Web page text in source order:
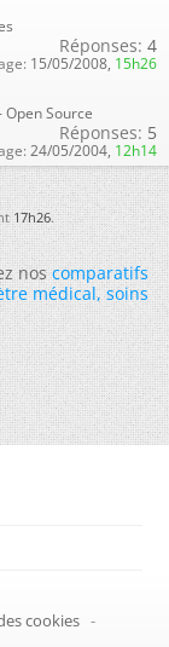
Réponses: 4
15/05/2008, 15h26
Source
Réponses: 5
24/05/2004, 12h14
17h26.
noscomparatifs
médical,soins
cookies -